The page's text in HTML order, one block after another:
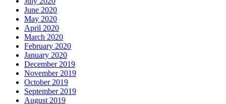
June 2020
May 2020
April 2020
March 2020
February 2020
January 2020
December 2019
November 2019
October 2019
September 2019
August 2019